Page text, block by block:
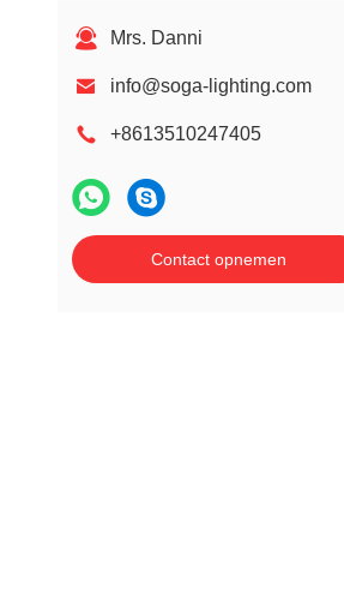
Mrs. Danni
info@soga-lighting.com
+8613510247405
Contact opnemen